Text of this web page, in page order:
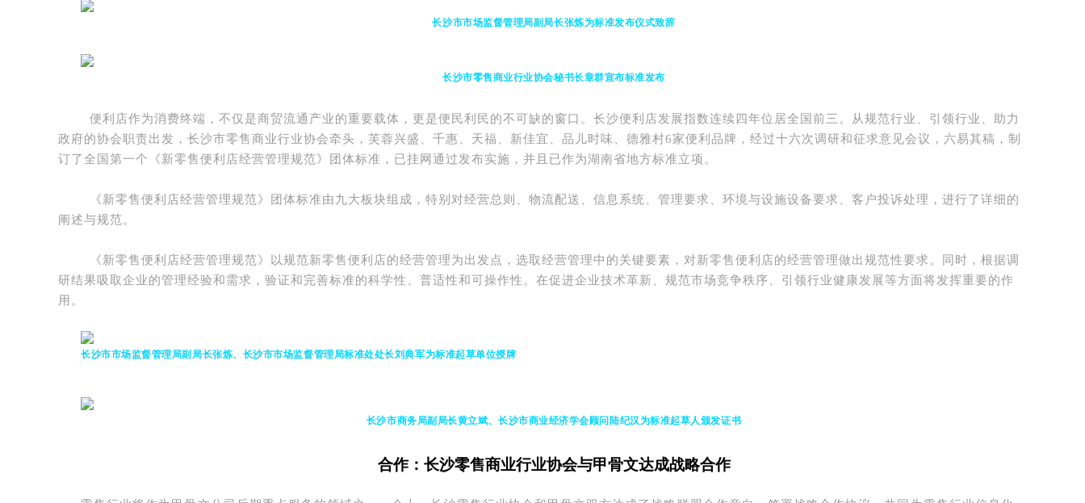
长沙市市场监督管理局副局长张炼为标准发布仪式致辞
长沙市零售商业行业协会秘书长章群宣布标准发布
便利店作为消费终端，不仅是商贸流通产业的重要载体，更是便民利民的不可缺的窗口。 长沙便利店发展指数连续四年位居全国前三。
从规范行业、引领行业、助力
政府的协会职责出发，长沙市零售商业行业协会牵头，芙蓉兴盛、千惠、天福、新佳宜、品儿时味、德雅村6家便利品牌，经过十六次调研和征求意见会议，六易其稿，制
订了全国第一个《新零售便利店经营管理规范》团体标准，已挂网通过发布实施，并且已作为湖南省地方标准立项。
《新零售便利店经营管理规范》团体标准由九大板块组成，特别对经营总则、物流配送、信息系统、管理要求、环境与设施设备要求、客户投诉处理，进行了详细的
阐述与规范。
《新零售便利店经营管理规范》以规范新零售便利店的经营管理为出发点，选取经营管理中的关键要素，对新零售便利店的经营管理做出规范性要求。
同时，根据调
研结果吸取企业的管理经验和需求，验证和完善标准的科学性、普适性和可操作性。 在促进企业技术革新、规范市场竞争秩序、引领行业健康发展等方面将发挥重要的作
用。
长沙市市场监督管理局副局长张炼、 长沙市市场监督管理局标准处处长刘典军为标准起草单位授牌
长沙市商务局副局长黄立斌、长沙市商业经济学会顾问陆纪汉为标准起草人颁发证书
合作： 长沙零售商业行业协会与甲骨文达成战略合作